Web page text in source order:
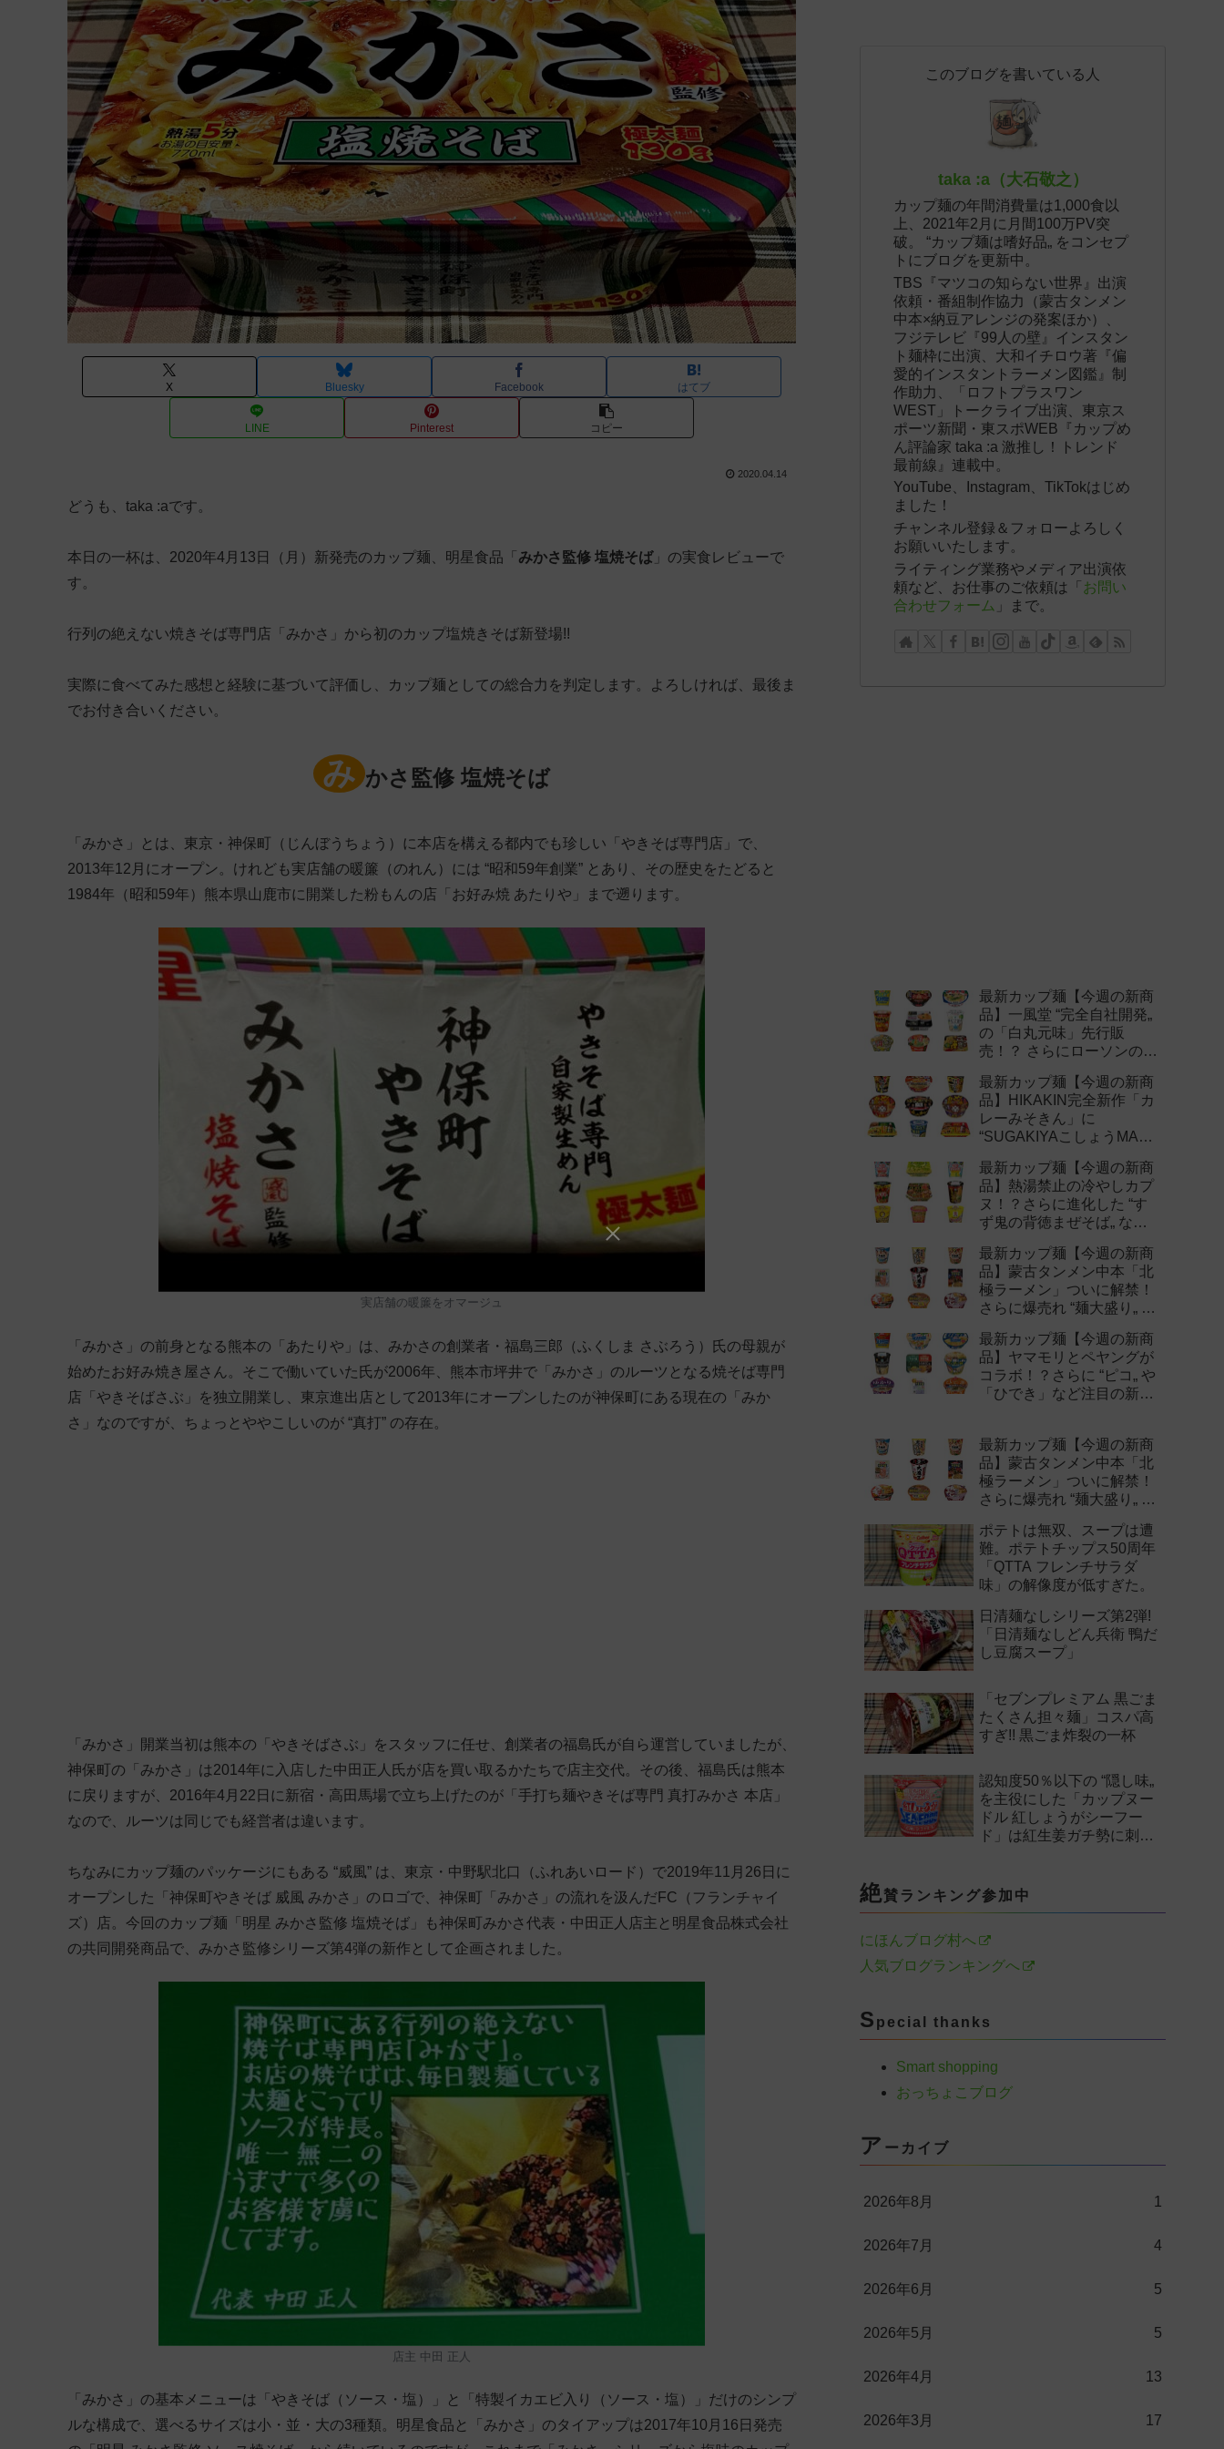
X Bluesky Facebook はてブ
LINE Pinterest コピー
2020.04.14
どうも、taka :aです。
本日の一杯は、2020年4月13日（月）新発売のカップ麺、明星食品「 みかさ監修 塩焼そば」の実食レビューで
す。
行列の絶えない焼きそば専門店「みかさ」から初のカップ塩焼きそば新登場!!
実際に食べてみた感想と経験に基づいて評価し、カップ麺としての総合力を判定します。よろしければ、最後ま
でお付き合いください。
み かさ監修 塩焼そば
「みかさ」とは、東京・神保町（じんぼうちょう）に本店を構える都内でも珍しい「やきそば専門店」で、
2013年12月にオープン。けれども実店舗の暖簾（のれん）には “昭和59年創業” とあり、その歴史をたどると
1984年（昭和59年）熊本県山鹿市に開業した粉もんの店「お好み焼 あたりや」まで遡ります。
実店舗の暖簾をオマージュ
「みかさ」の前身となる熊本の「あたりや」は、みかさの創業者・福島三郎（ふくしま さぶろう）氏の母親が
始めたお好み焼き屋さん。そこで働いていた氏が2006年、熊本市坪井で「みかさ」のルーツとなる焼そば専門
店「やきそばさぶ」を独立開業し、東京進出店として2013年にオープンしたのが神保町にある現在の「みか
さ」なのですが、ちょっとややこしいのが “真打” の存在。
「みかさ」開業当初は熊本の「やきそばさぶ」をスタッフに任せ、創業者の福島氏が自ら運営していましたが、
神保町の「みかさ」は2014年に入店した中田正人氏が店を買い取るかたちで店主交代。その後、福島氏は熊本
に戻りますが、2016年4月22日に新宿・高田馬場で立ち上げたのが「手打ち麺やきそば専門 真打みかさ 本店」
なので、ルーツは同じでも経営者は違います。
ちなみにカップ麺のパッケージにもある “威風” は、東京・中野駅北口（ふれあいロード）で2019年11月26日に
オープンした「神保町やきそば 威風 みかさ」のロゴで、神保町「みかさ」の流れを汲んだFC（フランチャイ
ズ）店。今回のカップ麺「明星 みかさ監修 塩焼そば」も神保町みかさ代表・中田正人店主と明星食品株式会社
の共同開発商品で、みかさ監修シリーズ第4弾の新作として企画されました。
店主 中田 正人
「みかさ」の基本メニューは「やきそば（ソース・塩）」と「特製イカエビ入り（ソース・塩）」だけのシンプ
ルな構成で、選べるサイズは小・並・大の3種類。明星食品と「みかさ」のタイアップは2017年10月16日発売
このブログを書いている人
taka :a（大石敬之）
カップ麺の年間消費量は1,000食以
上、2021年2月に月間100万PV突
破。 “カップ麺は嗜好品„ をコンセプ
トにブログを更新中。
TBS『マツコの知らない世界』出演
依頼・番組制作協力（蒙古タンメン
中本×納豆アレンジの発案ほか）、
フジテレビ『99人の壁』インスタン
ト麺枠に出演、大和イチロウ著『偏
愛的インスタントラーメン図鑑』制
作助力、「ロフトプラスワン
WEST」トークライブ出演、東京ス
ポーツ新聞・東スポWEB『カップめ
ん評論家 taka :a 激推し！トレンド
最前線』連載中。
YouTube、Instagram、TikTokはじめ
ました！
チャンネル登録＆フォローよろしく
お願いいたします。
ライティング業務やメディア出演依
頼など、お仕事のご依頼は「 お問い
合わせフォーム 」まで。
最新カップ麺【今週の新商
品】一風堂 “完全自社開発„
の「白丸元味」先行販
売！？ さらにローソンの激
新作まとめ！
最新カップ麺【今週の新商
品】HIKAKIN完全新作「カ
レーみそきん」に
“SUGAKIYAこしょうMAX„
最新カップ麺【今週の新商
品】熱湯禁止の冷やしカプ
ヌ！？さらに進化した “す
ず鬼の背徳まぜそば„ など
最新カップ麺【今週の新商
品】蒙古タンメン中本「北
極ラーメン」ついに解禁！
さらに爆売れ “麺大盛り„ シ
作まとめ！
最新カップ麺【今週の新商
品】ヤマモリとペヤングが
コラボ！？さらに “ピコ„ や
「ひでき」など注目の新作
最新カップ麺【今週の新商
品】蒙古タンメン中本「北
極ラーメン」ついに解禁！
さらに爆売れ “麺大盛り„ シ
作まとめ！
ポテトは無双、スープは遭
難。ポテトチップス50周年
「QTTA フレンチサラダ
味」の解像度が低すぎた。
日清麺なしシリーズ第2弾!
「日清麺なしどん兵衛 鴨だ
し豆腐スープ」
「セブンプレミアム 黒ごま
たくさん担々麺」コスパ高
すぎ!! 黒ごま炸裂の一杯
認知度50％以下の “隠し味„
を主役にした「カップヌー
ドル 紅しょうがシーフー
ド」は紅生姜ガチ勢に刺さ
絶賛ランキング参加中
にほんブログ村へ
人気ブログランキングへ
S pecial thanks
Smart shopping
おっちょこブログ
ア ーカイブ
2026年8月 1
2026年7月 4
2026年6月 5
2026年5月 5
2026年4月 13
2026年3月 17